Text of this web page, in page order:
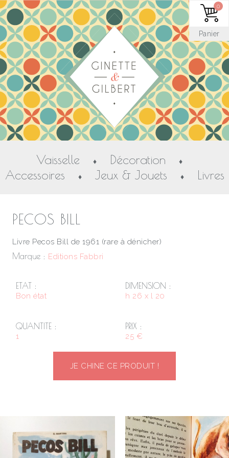
Vaisselle ♦ Décoration ♦
Accessoires ♦ Jeux & Jouets ♦ Livres
PECOS BILL
Livre Pecos Bill de 1961 (rare à dénicher)
Marque : Editions Fabbri
ETAT :
Bon état
DIMENSION :
h 26 x l 20
QUANTITE :
1
PRIX :
25 €
JE CHINE CE PRODUIT !
Panier
0